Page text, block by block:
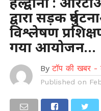
द्वारा सड़क
विश्लेषण
गया आयोजन…
By टॉप की खबर
Published on